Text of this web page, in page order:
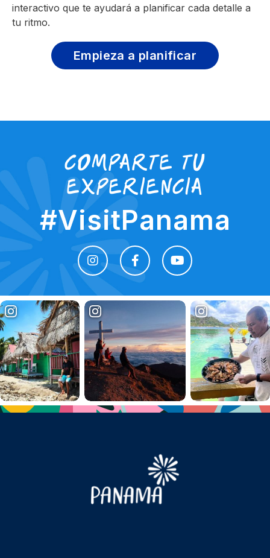
interactivo que te ayudará a planificar cada detalle a
tu ritmo.
Empieza a planificar
Comparte tu
experiencia
#VisitPanama